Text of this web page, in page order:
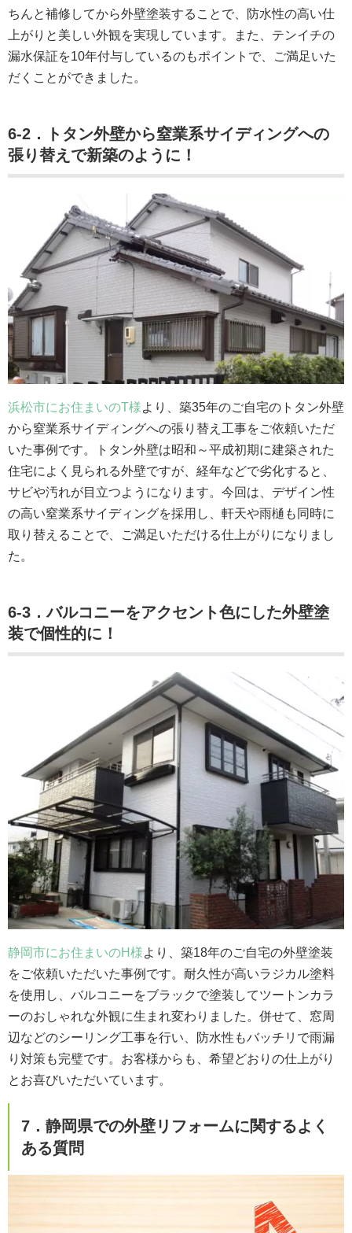
ちんと補修してから外壁塗装することで、防水性の高い仕
上がりと美しい外観を実現しています。また、テンイチの
漏水保証を10年付与しているのもポイントで、ご満足いた
だくことができました。
6-2．トタン外壁から窒業系サイディングへの
張り替えで新築のように！
浜松市にお住まいのT様より、築35年のご自宅のトタン外壁
から窒業系サイディングへの張り替え工事をご依頼いただ
いた事例です。トタン外壁は昭和～平成初期に建築された
住宅によく見られる外壁ですが、経年などで劣化すると、
サビや汚れが目立つようになります。今回は、デザイン性
の高い窒業系サイディングを採用し、軒天や雨樋も同時に
取り替えることで、ご満足いただける仕上がりになりまし
た。
6-3．バルコニーをアクセント色にした外壁塗
装で個性的に！
静岡市にお住まいのH様より、築18年のご自宅の外壁塗装
をご依頼いただいた事例です。耐久性が高いラジカル塗料
を使用し、バルコニーをブラックで塗装してツートンカラ
ーのおしゃれな外観に生まれ変わりました。併せて、窓周
辺などのシーリング工事を行い、防水性もバッチリで雨漏
り対策も完璧です。お客様からも、希望どおりの仕上がり
とお喜びいただいています。
7．静岡県での外壁リフォームに関するよく
ある質問